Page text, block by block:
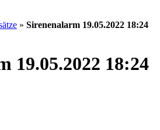
» Sirenenalarm 19.05.2022 18:24
19.05.2022 18:24